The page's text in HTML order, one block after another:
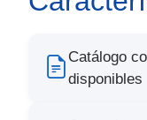
Catálogo
disponibles